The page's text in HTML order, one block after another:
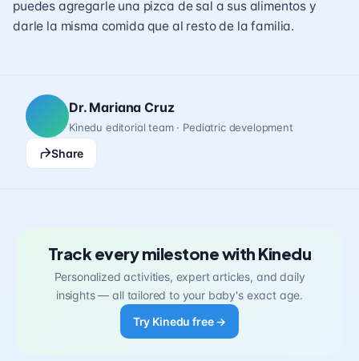
puedes agregarle una pizca de sal a sus alimentos y
darle la misma comida que al resto de la familia.
Dr. Mariana Cruz
Kinedu editorial team · Pediatric development
Share
Track every milestone with Kinedu
Personalized activities, expert articles, and daily
insights — all tailored to your baby's exact age.
Try Kinedu free →